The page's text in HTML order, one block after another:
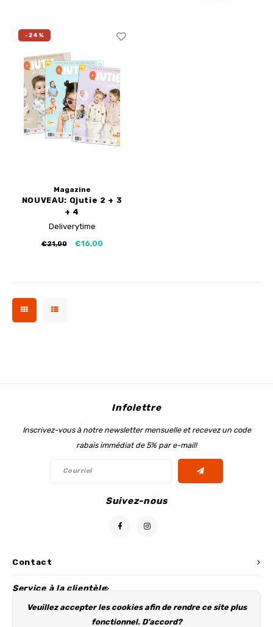
-24%
Magazine
NOUVEAU: Qjutie 2 + 3
+ 4
Deliverytime
€21,00 €16,00
Contact
Infolettre
Inscrivez-vous à notre newsletter mensuelle et recevez un code
rabais immédiat de 5% par e-mail!
Suivez-nous
Service à la clientèle
Veuillez accepter les cookies afin de rendre ce site plus
fonctionnel. D'accord?